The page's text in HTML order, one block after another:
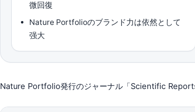
微回復
Nature Portfolioのブランド力は依然として
强大
Nature Portfolio発行のジャーナル「Scientific